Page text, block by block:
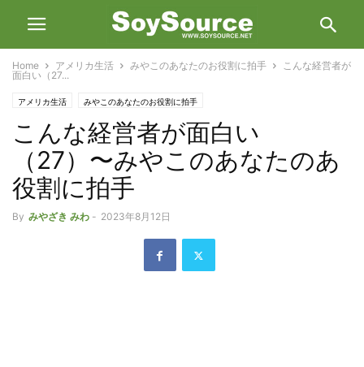
Home アメリカ生活 みやこのあなたのお役割に拍手
こんな経営者が
面白い（27...
アメリカ生活 みやこのあなたのお役割に拍手
こんな経営者が面白い
（27）〜みやこのあなたのあ
役割に拍手
By みやざき みわ - 2023年8月12日